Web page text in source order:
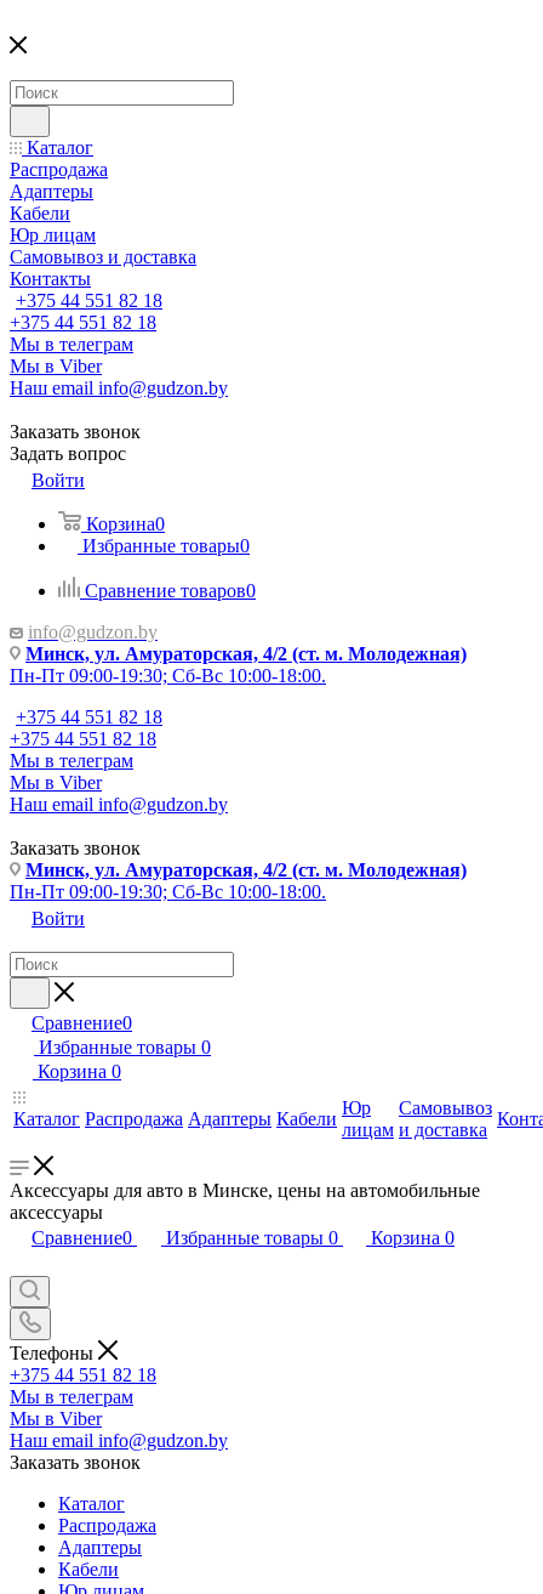
Каталог
Распродажа
Адаптеры
Кабели
Юр лицам
Самовывоз и доставка
Контакты
+375 44 551 82 18
+375 44 551 82 18
Мы в телеграм
Мы в Viber
Наш email info@gudzon.by
Заказать звонок
Задать вопрос
Войти
Корзина0
Избранные товары0
Сравнение товаров0
info@gudzon.by
Минск, ул. Амураторская, 4/2 (ст. м. Молодежная)
Пн-Пт 09:00-19:30; Сб-Вс 10:00-18:00.
+375 44 551 82 18
+375 44 551 82 18
Мы в телеграм
Мы в Viber
Наш email info@gudzon.by
Заказать звонок
Минск, ул. Амураторская, 4/2 (ст. м. Молодежная)
Пн-Пт 09:00-19:30; Сб-Вс 10:00-18:00.
Войти
Сравнение0
Избранные товары 0
Корзина 0
Каталог Распродажа Адаптеры Кабели
Юр
лицам
Самовывоз
и доставка
Аксессуары для авто в Минске, цены на автомобильные
аксессуары
Сравнение0 Избранные товары 0 Корзина 0
Телефоны
+375 44 551 82 18
Мы в телеграм
Мы в Viber
Наш email info@gudzon.by
Заказать звонок
Каталог
Распродажа
Адаптеры
Кабели